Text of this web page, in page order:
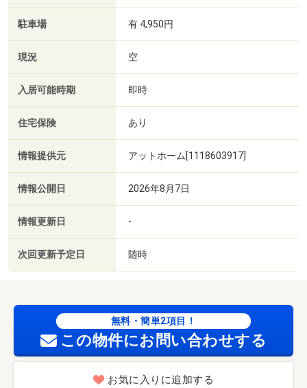
駐車場 有 4,950円
現況 空
入居可能時期 即時
住宅保険 あり
情報提供元 アットホーム[1118603917]
情報公開日 2026年8月7日
情報更新日 -
次回更新予定日 随時
無料・簡単2項目！
この物件にお問い合わせする
お気に入りに追加する